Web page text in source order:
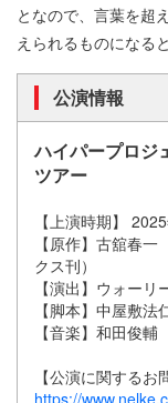
となので、言葉を超
えられるものになる
公演情報
ハイパープロジ
ツアー
【上演時期】
【原作】古舘春
クス刊）
【演出】ウォーリ
【脚本】中屋敷法
【音楽】和田俊輔
【公演に関する